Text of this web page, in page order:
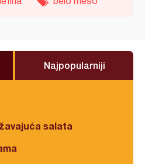
Najpopularniji
salata